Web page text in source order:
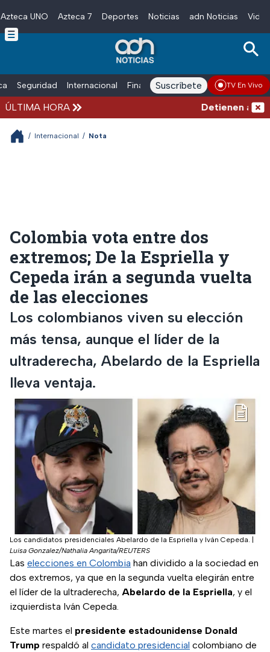
Skip to main content
Azteca UNO Azteca 7 Deportes Noticias adn Noticias
Seguridad Internacional Finanzas adn Noticias Radio
Suscríbete TV En Vivo
ÚLTIMA HORA Detienen al
/ Internacional / Nota
Colombia vota entre dos
extremos; De la Espriella y
Cepeda irán a segunda vuelta
de las elecciones
Los colombianos viven su elección
más tensa, aunque el líder de la
ultraderecha, Abelardo de la Espriella
lleva ventaja.
Los candidatos presidenciales Abelardo de la Espriella y Iván Cepeda.
Luisa Gonzalez/Nathalia Angarita/REUTERS
Las elecciones en Colombia han dividido a la sociedad en
dos extremos, ya que en la segunda vuelta elegirán entre
el líder de la ultraderecha, Abelardo de la Espriella, y el
izquierdista Iván Cepeda.
Este martes el presidente estadounidense Donald
Trump respaldó al candidato presidencial colombiano de